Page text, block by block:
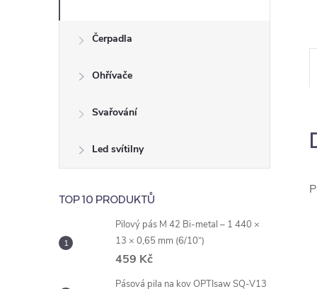
l
Čerpadla
Ohřívače
Svařování
Led svítilny
TOP 10 PRODUKTŮ
Pilový pás M 42 Bi-metal – 1 440 ×
13 × 0,65 mm (6/10“)
459 Kč
Pásová pila na kov OPTIsaw SQ-V13